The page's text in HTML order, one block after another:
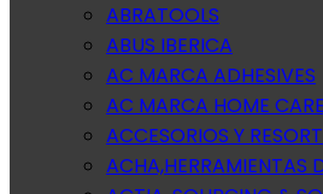
ABRATOOLS
ABUS IBERICA
AC MARCA ADHESIVES
AC MARCA HOME
ACCESORIOS Y
ACHA,HERRAMIENTAS